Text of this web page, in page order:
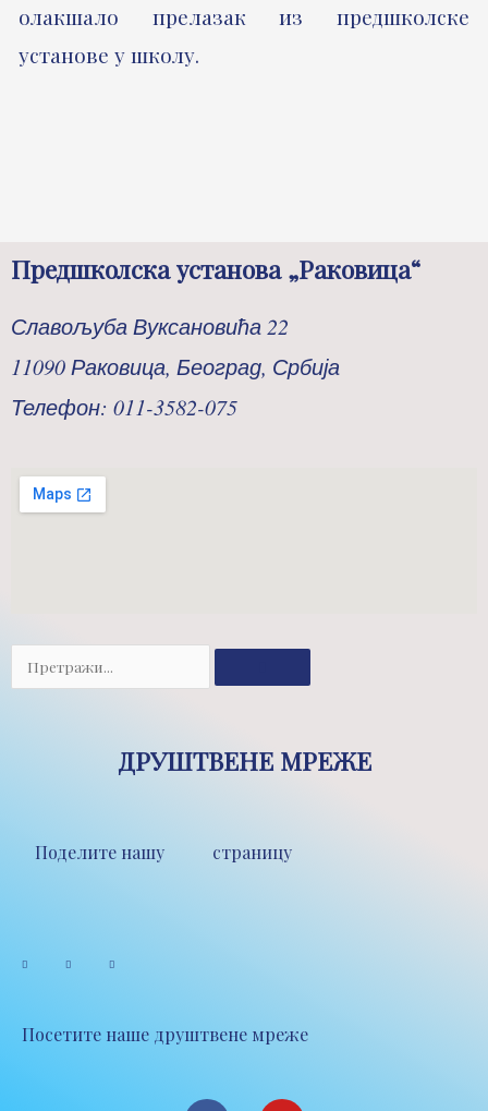
олакшало прелазак из предшколске
установе у школу.
Предшколска установа „Раковица“
Славољуба Вуксановића 22
11090 Раковица, Београд, Србија
Телефон: 011-3582-075
ДРУШТВЕНЕ МРЕЖЕ
Поделите нашу страницу
Посетите наше друштвене мреже